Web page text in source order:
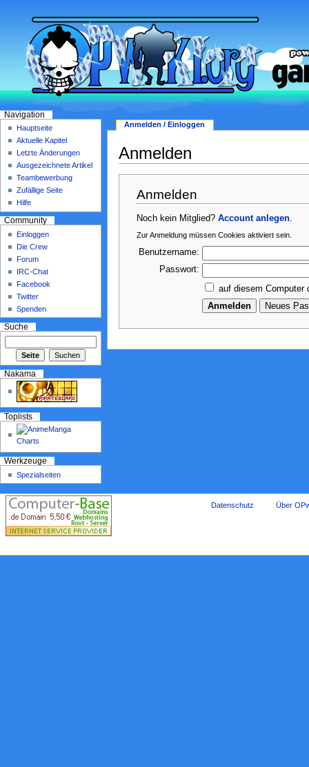
Anmelden
Anmelden
Noch kein Mitglied?Account anlegen
Zur Anmeldung müssen Cookies aktiviert sein.
Benutzername:
Passwort:
auf diesem Computer
Anmelden / Einloggen
Navigation
Hauptseite
Aktuelle Kapitel
Letzte Änderungen
Ausgezeichnete Artikel
Teambewerbung
Zufällige Seite
Hilfe
Community
Einloggen
Die Crew
Forum
IRC-Chat
Facebook
Twitter
Spenden
Suche
Nakama
Toplists
Werkzeuge
Spezialseiten
Datenschutz Über